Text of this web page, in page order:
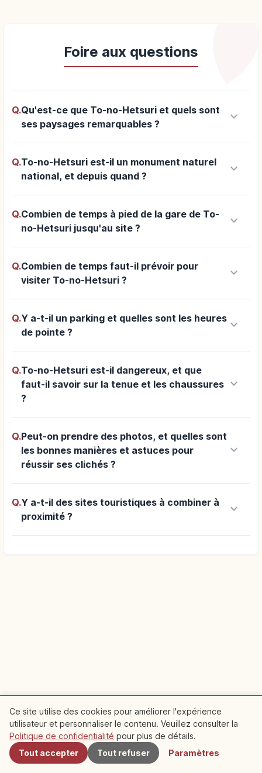
Foire aux questions
Q.Qu'est-ce que To-no-Hetsuri et quels sont
ses paysages remarquables ?
keyboard_arrow_down
Q.To-no-Hetsuri est-il un monument naturel
national, et depuis quand ?
keyboard_arrow_down
Q.Combien de temps à pied de la gare de To-
no-Hetsuri jusqu'au site ?
keyboard_arrow_down
Q.Combien de temps faut-il prévoir pour
visiter To-no-Hetsuri ?
keyboard_arrow_down
Q.Y a-t-il un parking et quelles sont les heures
de pointe ?
keyboard_arrow_down
Q.To-no-Hetsuri est-il dangereux, et que
faut-il savoir sur la tenue et les chaussures
?
keyboard_arrow_down
Q.Peut-on prendre des photos, et quelles sont
les bonnes manières et astuces pour
réussir ses clichés ?
keyboard_arrow_down
Q.Y a-t-il des sites touristiques à combiner à
proximité ?
keyboard_arrow_down
À proximité
Ce site utilise des cookies pour améliorer l'expérience
utilisateur et personnaliser le contenu. Veuillez consulter la
Politique de confidentialité pour plus de détails.
Tout accepter
Tout refuser Paramètres